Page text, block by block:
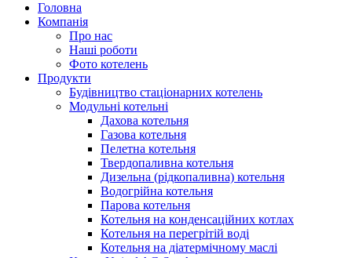
Головна
Компанія
Про нас
Наші роботи
Фото котелень
Продукти
Будівництво стаціонарних котелень
Модульні котельні
Дахова котельня
Газова котельня
Пелетна котельня
Твердопаливна котельня
Дизельна (рідкопаливна) котельня
Водогрійна котельня
Парова котельня
Котельня на конденсаційних котлах
Котельня на перегрітій воді
Котельня на діатермічному маслі